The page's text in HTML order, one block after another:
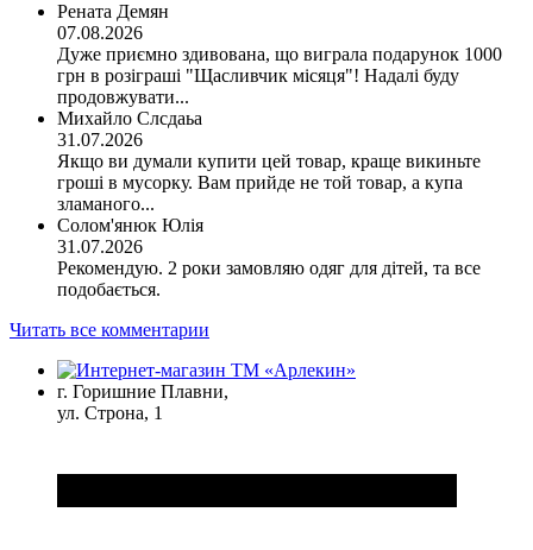
Рената Демян
07.08.2026
Дуже приємно здивована, що виграла подарунок 1000
грн в розіграші "Щасливчик місяця"! Надалі буду
продовжувати...
Михайло Слсдаьа
31.07.2026
Якщо ви думали купити цей товар, краще викиньте
гроші в мусорку. Вам прийде не той товар, а купа
зламаного...
Солом'янюк Юлія
31.07.2026
Рекомендую. 2 роки замовляю одяг для дітей, та все
подобається.
Читать все комментарии
г. Горишние Плавни,
ул. Строна, 1